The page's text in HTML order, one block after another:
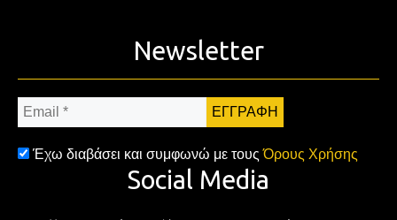
Newsletter
Email
*
Έχω διαβάσει και συμφωνώ με τουςΌρους Χρήσης
Social Media